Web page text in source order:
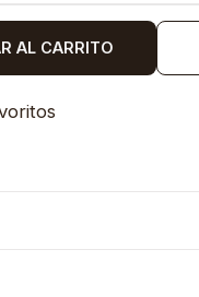
AL CARRITO